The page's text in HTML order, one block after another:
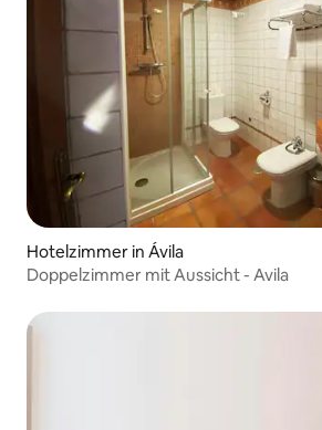
Hotelzimmer in Ávila‎
Doppelzimmer mit Aussicht - Avila